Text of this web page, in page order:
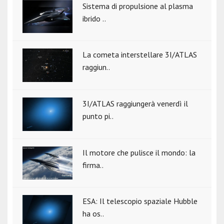
Sistema di propulsione al plasma
ibrido ..
La cometa interstellare 3I/ATLAS
raggiun..
3I/ATLAS raggiungerà venerdì il
punto pi..
Il motore che pulisce il mondo: la
firma..
ESA: Il telescopio spaziale Hubble
ha os..